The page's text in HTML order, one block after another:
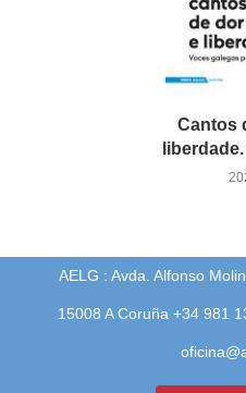
Cantos
AELG : Avda. Alfonso
15008 A Coruña +34 981